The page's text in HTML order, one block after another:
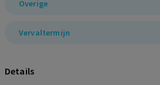
Overige
Vervaltermijn
Details